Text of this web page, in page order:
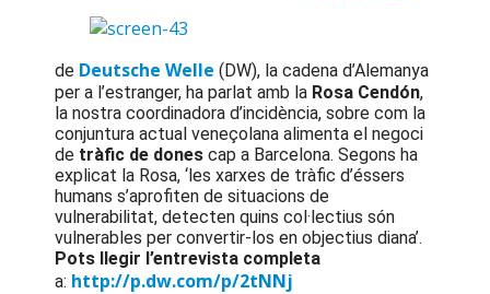
de Deutsche Welle (DW), la cadena d’Alemanya
per a l’estranger, ha parlat amb la Rosa Cendón,
la nostra coordinadora d’incidència, sobre com la
conjuntura actual veneçolana alimenta el negoci
de tràfic de dones cap a Barcelona. Segons ha
explicat la Rosa, ‘les xarxes de tràfic d’éssers
humans s’aprofiten de situacions de
vulnerabilitat, detecten quins col·lectius són
vulnerables per convertir-los en objectius diana’.
Pots llegir l’entrevista completa
a: http://p.dw.com/p/2tNNj